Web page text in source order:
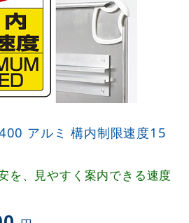
アルミ 構内制限速度15
を、見やすく案内できる速度